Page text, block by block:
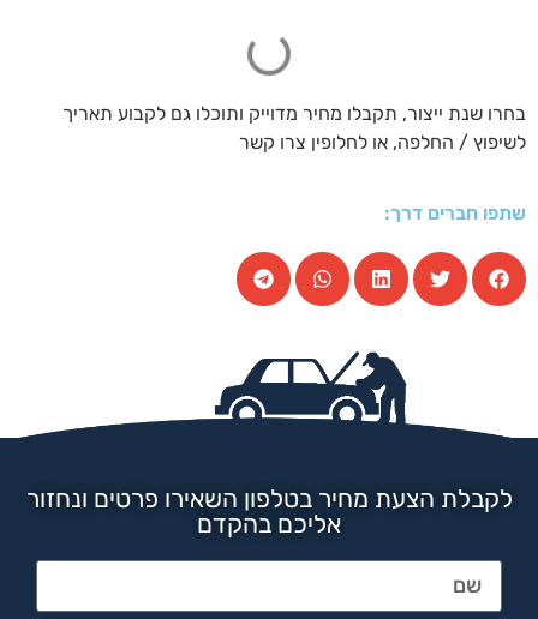
בחרו שנת ייצור, תקבלו מחיר מדוייק ותוכלו גם לקבוע תאריך
לשיפוץ / החלפה, או לחלופין צרו קשר
שתפו חברים דרך:
לקבלת הצעת מחיר בטלפון השאירו פרטים ונחזור
אליכם בהקדם